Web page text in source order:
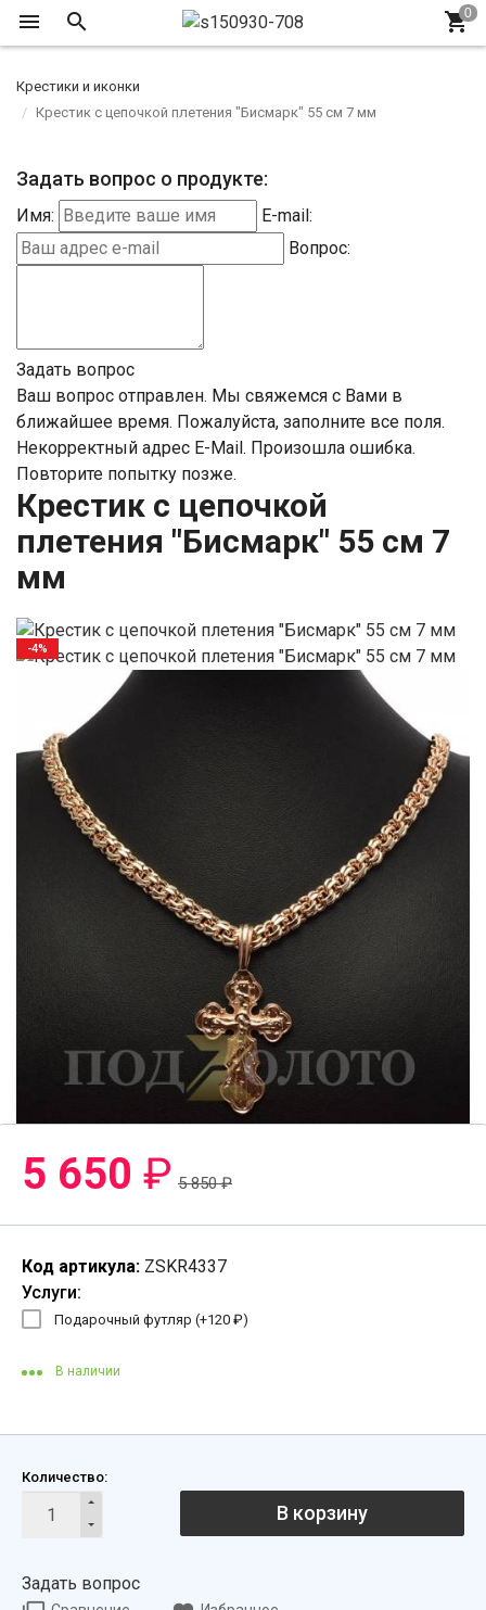
Крестики и иконки
Крестик с цепочкой плетения "Бисмарк" 55 см 7 мм
Задать вопрос о продукте:
Имя:
E-mail:
Вопрос:
Задать вопрос
Ваш вопрос отправлен. Мы свяжемся с Вами в
ближайшее время. Пожалуйста, заполните все поля.
Некорректный адрес E-Mail. Произошла ошибка.
Повторите попытку позже.
Крестик с цепочкой
плетения "Бисмарк" 55 см 7
мм
-4%
5 650 ₽ 5 850₽
Код артикула: ZSKR4337
Услуги:
Подарочный футляр (+120 ₽)
В наличии
Количество:
В корзину
Задать вопрос